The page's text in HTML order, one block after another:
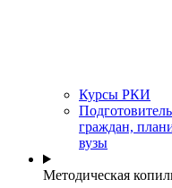
Курсы РКИ
граждан,
вузы
Методическая